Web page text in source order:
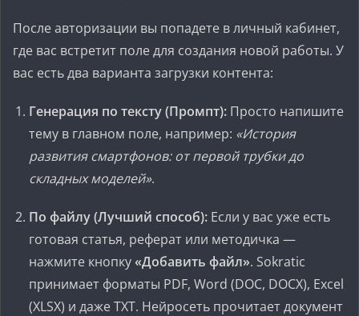
После авторизации вы попадете в личный кабинет,
где вас встретит поле для создания новой работы. У
вас есть два варианта загрузки контента:
Генерация по тексту (Промпт): Просто напишите
тему в главном поле, например: «История
развития смартфонов: от первой трубки до
складных моделей».
По файлу (Лучший способ): Если у вас уже есть
готовая статья, реферат или методичка —
нажмите кнопку«Добавить файл». Sokratic
принимает форматы PDF, Word (DOC, DOCX), Excel
(XLSX) и даже TXT. Нейросеть прочитает документ